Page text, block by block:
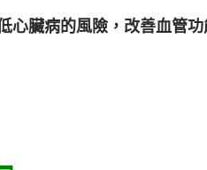
心臟病的風險，改善血管功